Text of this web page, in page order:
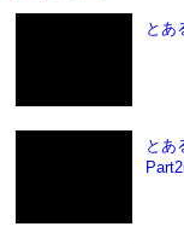
とあ
とあ